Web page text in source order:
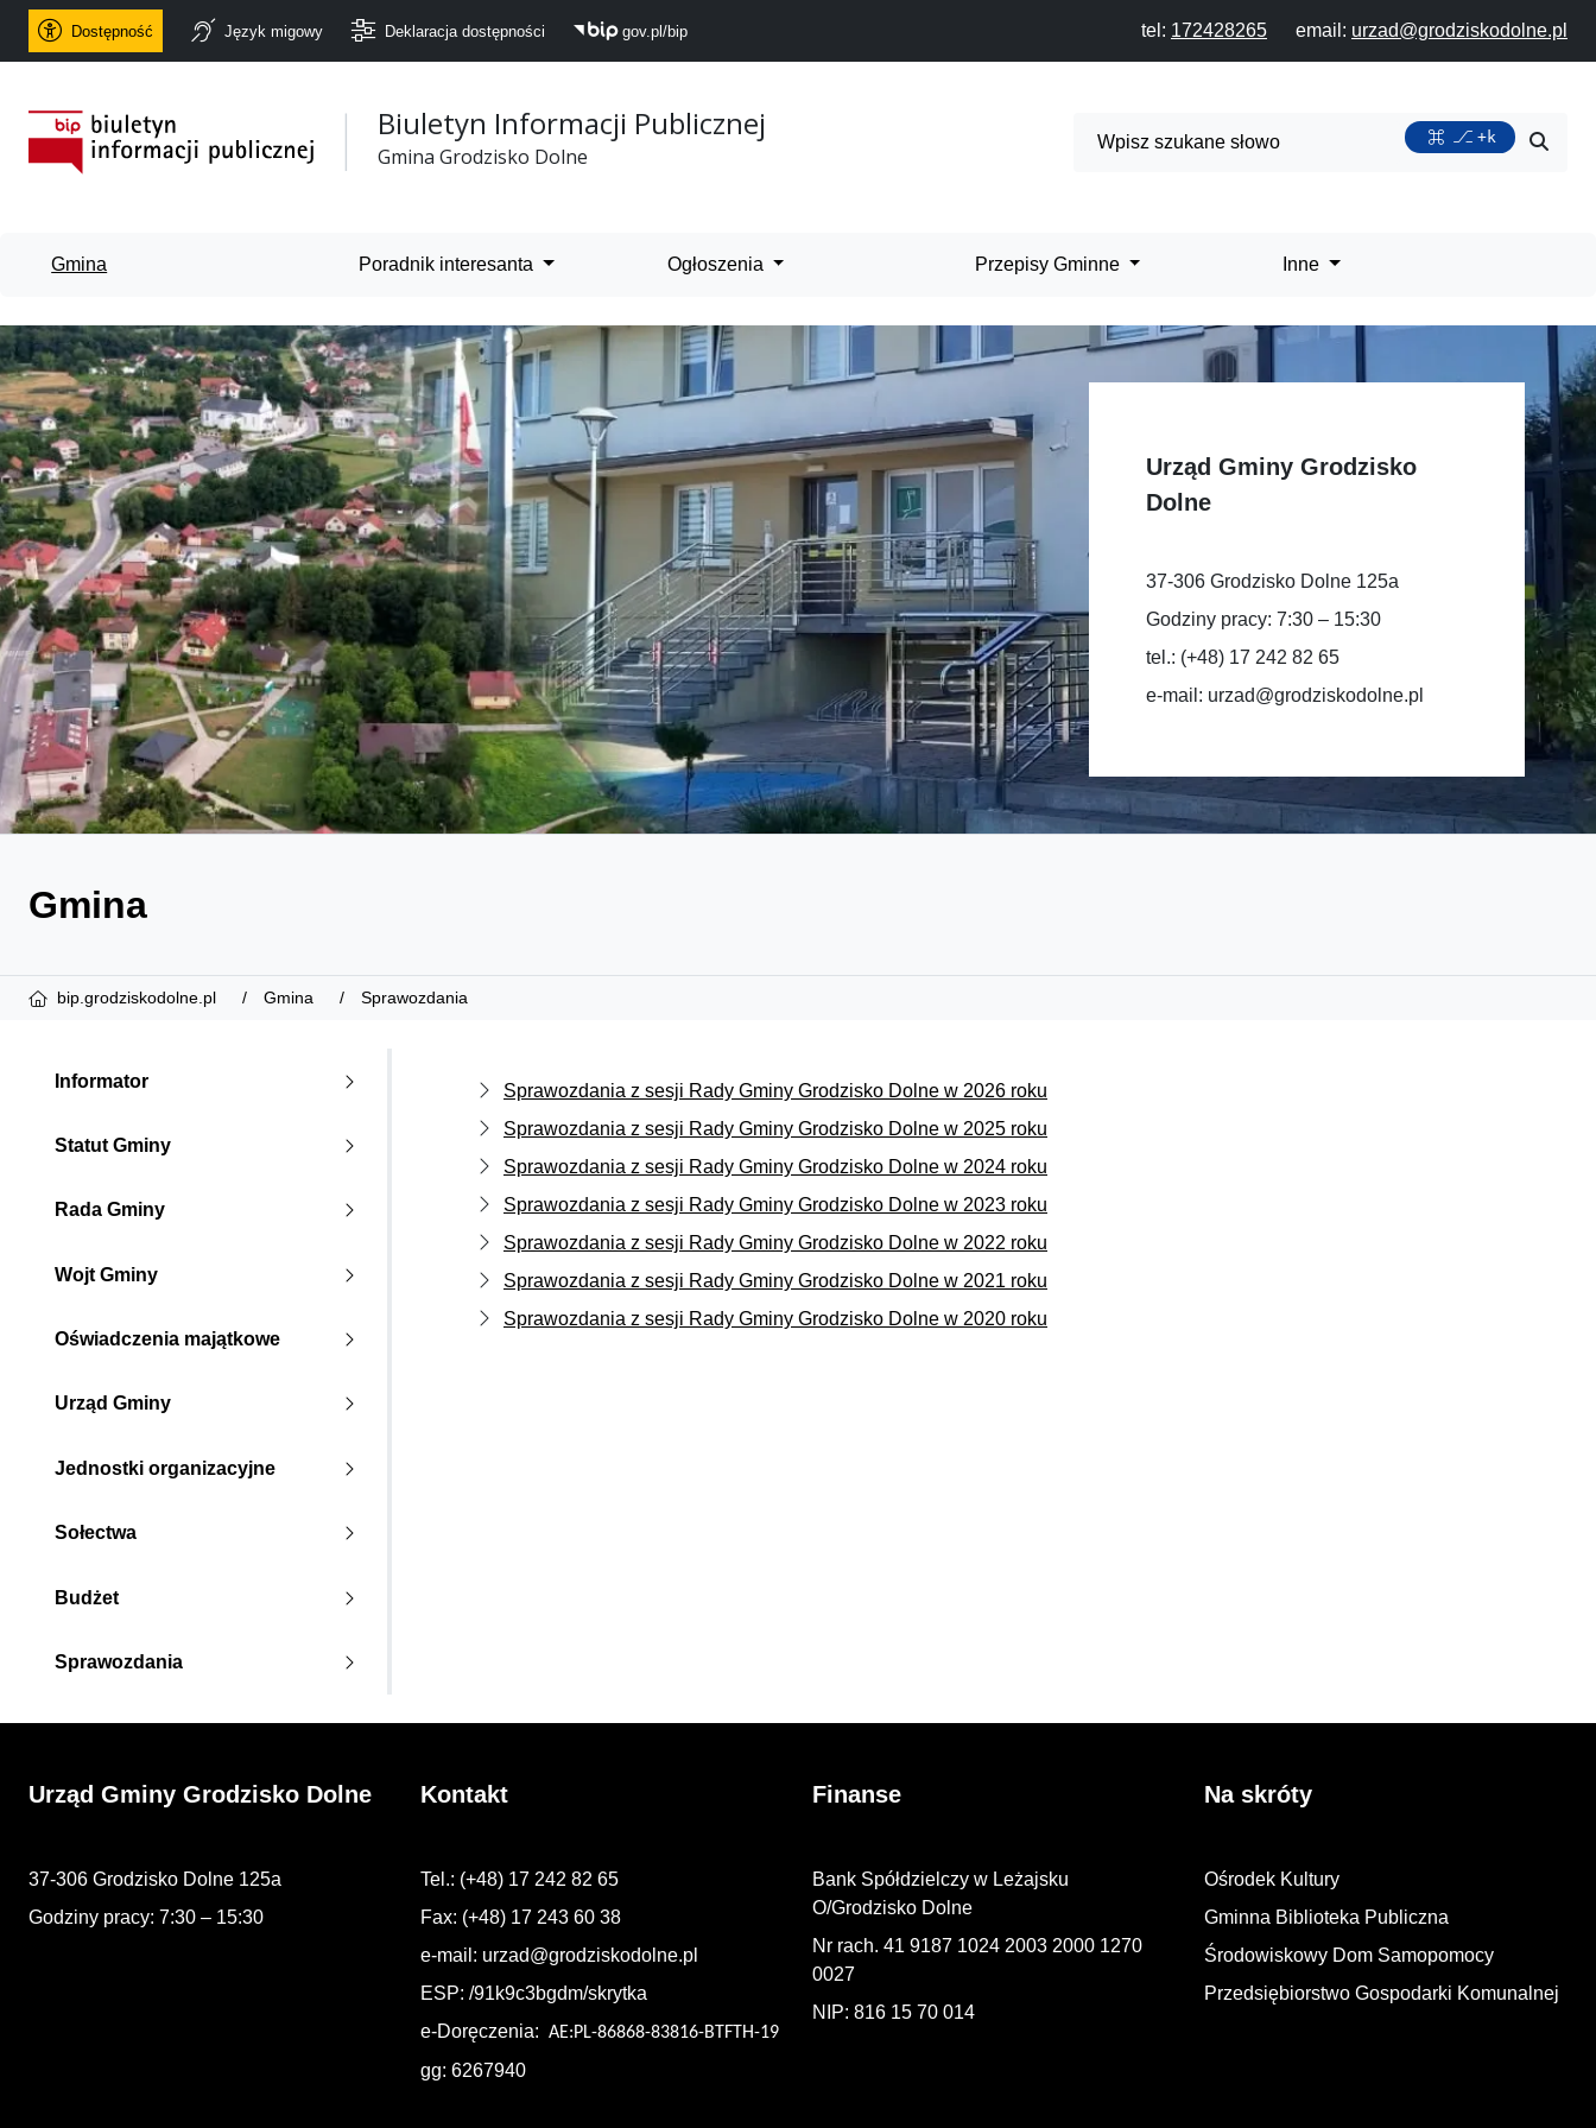
Dostępność Język migowy Deklaracja dostępności gov.pl/bip tel: 172428265 email: urzad@grodziskodolne.pl
Urząd Gminy Grodzisko Dolne
Biuletyn Informacji Publicznej
Gmina Grodzisko Dolne
Wyszukiwarka +k
Gmina Poradnik interesanta Ogłoszenia Przepisy Gminne Inne
Urząd Gminy Grodzisko
Dolne
37-306 Grodzisko Dolne 125a
Godziny pracy: 7:30 – 15:30
tel.: (+48) 17 242 82 65
e-mail: urzad@grodziskodolne.pl
Gmina
bip.grodziskodolne.pl Gmina Sprawozdania
Informator
Statut Gminy
Rada Gminy
Wojt Gminy
Oświadczenia majątkowe
Urząd Gminy
Jednostki organizacyjne
Sołectwa
Budżet
Sprawozdania
Sprawozdania z sesji Rady Gminy Grodzisko Dolne w 2026 roku
Sprawozdania z sesji Rady Gminy Grodzisko Dolne w 2025 roku
Sprawozdania z sesji Rady Gminy Grodzisko Dolne w 2024 roku
Sprawozdania z sesji Rady Gminy Grodzisko Dolne w 2023 roku
Sprawozdania z sesji Rady Gminy Grodzisko Dolne w 2022 roku
Sprawozdania z sesji Rady Gminy Grodzisko Dolne w 2021 roku
Sprawozdania z sesji Rady Gminy Grodzisko Dolne w 2020 roku
Urząd Gminy Grodzisko Dolne
37-306 Grodzisko Dolne 125a
Godziny pracy: 7:30 – 15:30
Kontakt
Tel.: (+48) 17 242 82 65
Fax: (+48) 17 243 60 38
e-mail: urzad@grodziskodolne.pl
ESP: /91k9c3bgdm/skrytka
e-Doręczenia: AE:PL-86868-83816-BTFTH-19
gg: 6267940
Finanse
Bank Spółdzielczy w Leżajsku
O/Grodzisko Dolne
Nr rach. 41 9187 1024 2003 2000 1270
0027
NIP: 816 15 70 014
Na skróty
Ośrodek Kultury
Gminna Biblioteka Publiczna
Środowiskowy Dom Samopomocy
Przedsiębiorstwo Gospodarki Komunalnej